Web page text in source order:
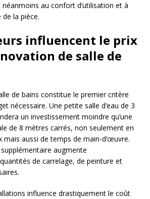
au confort d’utilisation et à
de la pièce.
influencent le prix
de salle de
de bains constitue le premier critère
nécessaire. Une petite salle d’eau de 3
un investissement moindre qu’une
de 8 mètres carrés, non seulement en
aussi de temps de main-d’œuvre.
augmente
de carrelage, de peinture et
influence drastiquement le coût